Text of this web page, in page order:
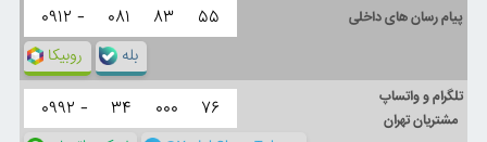
پیام رسان های داخلی ۰۹۱۲ - ۰۸۱ ۸۳ ۵۵
روبیکا بله
تلگرام و واتساپ
مشتریان تهران
۰۹۹۲ - ۳۴ ۰۰۰ ۷۶